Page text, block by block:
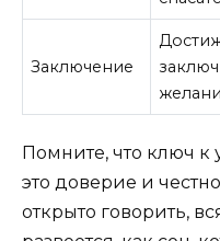
Заключение
Помните, что ключ
это доверие и
открыто говорить,